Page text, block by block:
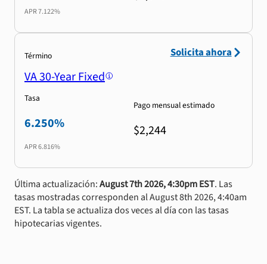
APR7.122%
Término
VA 30-Year Fixed
Tasa
6.250%
APR6.816%
Pago mensual estimado
$2,244
Solicita ahora
Última actualización:August 7th 2026, 4:30pm EST. Las
tasas mostradas corresponden al August 8th 2026, 4:40am
EST. La tabla se actualiza dos veces al día con las tasas
hipotecarias vigentes.